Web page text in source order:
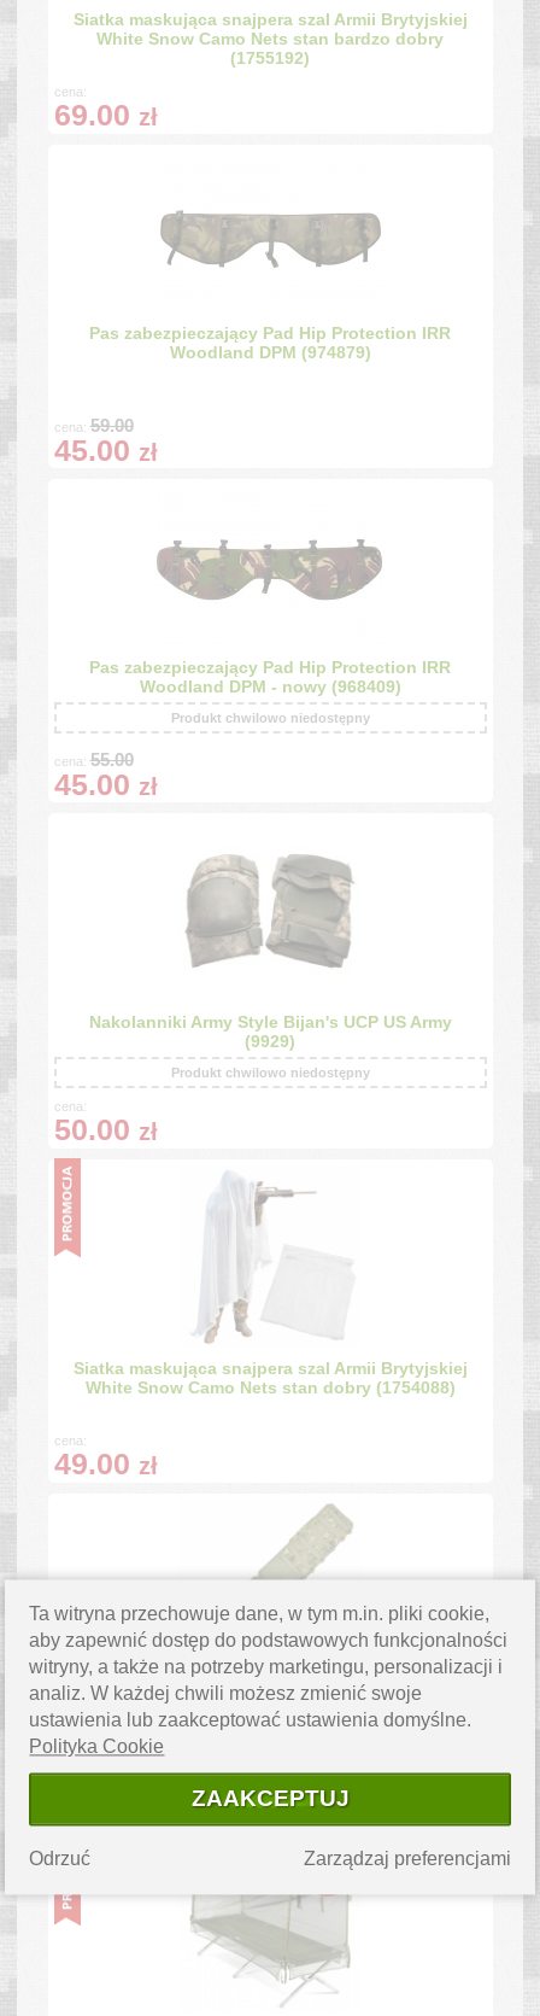
Siatka maskująca snajpera szal Armii Brytyjskiej
White Snow Camo Nets stan bardzo dobry
(1755192)
cena:
69.00 zł
Pas zabezpieczający Pad Hip Protection IRR
Woodland DPM (974879)
cena:59.00
45.00 zł
Pas zabezpieczający Pad Hip Protection IRR
Woodland DPM - nowy (968409)
Produkt chwilowo niedostępny
cena:55.00
45.00 zł
Nakolanniki Army Style Bijan's UCP US Army
(9929)
Produkt chwilowo niedostępny
cena:
50.00 zł
Siatka maskująca snajpera szal Armii Brytyjskiej
White Snow Camo Nets stan dobry (1754088)
cena:
49.00 zł
Pas taktyczny MOLLE MTP Cummerbund Osprey
MkIV (1693)
cena:45.00
Ta witryna przechowuje dane, w tym m.in. pliki cookie,
aby zapewnić dostęp do podstawowych funkcjonalności
witryny, a także na potrzeby marketingu, personalizacji i
analiz. W każdej chwili możesz zmienić swoje
ustawienia lub zaakceptować ustawienia domyślne.
Polityka Cookie
ZAAKCEPTUJ
Zarządzaj preferencjami
Odrzuć